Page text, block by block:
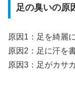
足の臭いの原
原因1：足を綺麗
原因2：足に汗を
原因3：足がカサ